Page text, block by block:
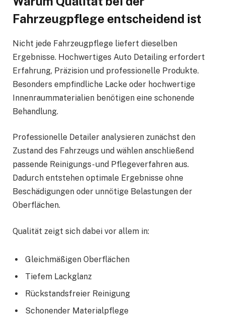
Fahrzeugpflege entscheidend ist
Nicht jede Fahrzeugpflege liefert dieselben
Ergebnisse. Hochwertiges Auto Detailing erfordert
Erfahrung, Präzision und professionelle Produkte.
Besonders empfindliche Lacke oder hochwertige
Innenraummaterialien benötigen eine schonende
Behandlung.
Professionelle Detailer analysieren zunächst den
Zustand des Fahrzeugs und wählen anschließend
passende Reinigungs- und Pflegeverfahren aus.
Dadurch entstehen optimale Ergebnisse ohne
Beschädigungen oder unnötige Belastungen der
Oberflächen.
Qualität zeigt sich dabei vor allem in:
Gleichmäßigen Oberflächen
Tiefem Lackglanz
Rückstandsfreier Reinigung
Schonender Materialpflege